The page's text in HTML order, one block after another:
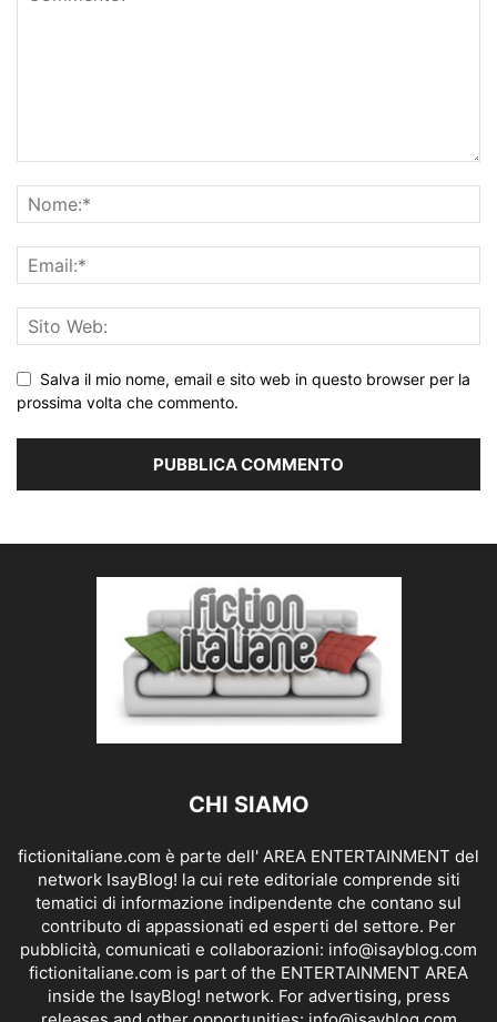
Salva il mio nome, email e sito web in questo browser per la
prossima volta che commento.
CHI SIAMO
fictionitaliane.com è parte dell' AREA ENTERTAINMENT del
network IsayBlog! la cui rete editoriale comprende siti
tematici di informazione indipendente che contano sul
contributo di appassionati ed esperti del settore. Per
pubblicità, comunicati e collaborazioni: info@isayblog.com
fictionitaliane.com is part of the ENTERTAINMENT AREA
inside the IsayBlog! network. For advertising, press